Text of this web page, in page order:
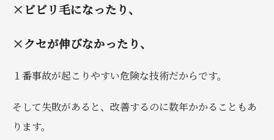
×ビビリ毛になったり、
×クセが伸びなかったり、
１番事故が起こりやすい危険な技術だからです。
そして失敗があると、改善するのに数年かかることもあ
ります。